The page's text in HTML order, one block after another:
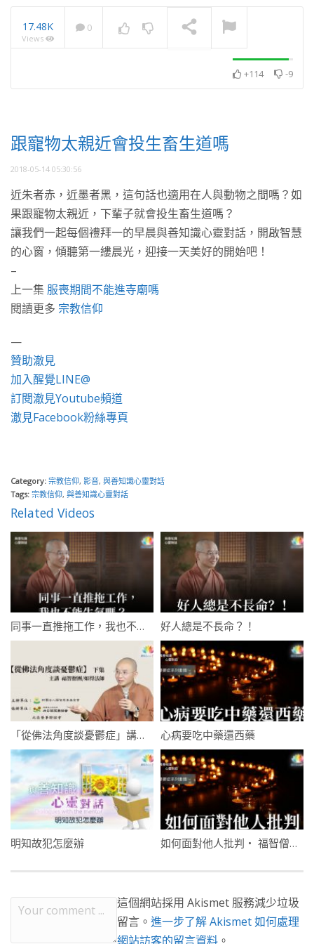
學佛多年越洞悉人性，怎
麼越沒有朋友？
17.48K
Views
0
+114 -9
跟寵物太親近會投生畜生道嗎
2018-05-14 05:30:56
近朱者赤，近墨者黑，這句話也適用在人與動物之間嗎？如
果跟寵物太親近，下輩子就會投生畜生道嗎？
讓我們一起每個禮拜一的早晨與善知識心靈對話，開啟智慧
的心窗，傾聽第一縷晨光，迎接一天美好的開始吧！
–
上一集 服喪期間不能進寺廟嗎
閱讀更多 宗教信仰
—
贊助澈見
加入醒覺LINE@
訂閱澈見Youtube頻道
澈見Facebook粉絲專頁
Category: 宗教信仰, 影音, 與善知識心靈對話
Tags: 宗教信仰, 與善知識心靈對話
Related Videos
同事一直推拖工作，我也不能生氣嗎？ 好人總是不長命？！
「從佛法角度談憂鬱症」講座・下集 ・福智僧團・如得法師 心病要吃中藥還西藥
明知故犯怎麼辦 如何面對他人批判・ 福智僧團 ・如得法師
這個網站採用 Akismet 服務減少垃圾
留言。 進一步了解 Akismet 如何處理
網站訪客的留言資料 。